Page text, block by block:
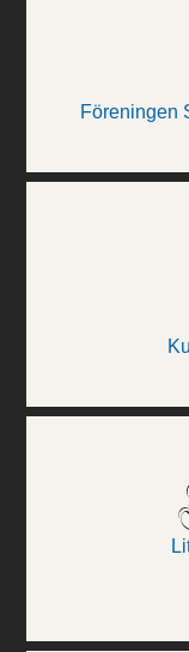
Föreningen